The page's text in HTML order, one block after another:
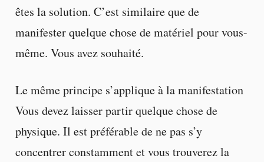
êtes la solution. C’est similaire que de
manifester quelque chose de matériel pour vous-
même. Vous avez souhaité.
Le même principe s’applique à la manifestation
Vous devez laisser partir quelque chose de
physique. Il est préférable de ne pas s’y
concentrer constamment et vous trouverez la